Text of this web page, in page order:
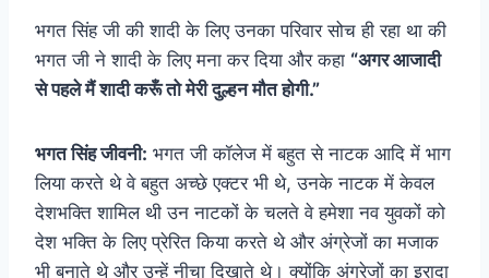
भगत सिंह जी की शादी के लिए उनका परिवार सोच ही रहा था की
भगत जी ने शादी के लिए मना कर दिया और कहा “अगर आजादी
से पहले मैं शादी करूँ तो मेरी दुल्हन मौत होगी.”
भगत सिंह जीवनी: भगत जी कॉलेज में बहुत से नाटक आदि में भाग
लिया करते थे वे बहुत अच्छे एक्टर भी थे, उनके नाटक में केवल
देशभक्ति शामिल थी उन नाटकों के चलते वे हमेशा नव युवकों को
देश भक्ति के लिए प्रेरित किया करते थे और अंग्रेजों का मजाक
भी बनाते थे और उन्हें नीचा दिखाते थे। क्योंकि अंग्रेजों का इरादा